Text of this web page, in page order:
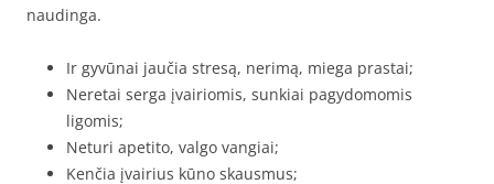
naudinga.
Ir gyvūnai jaučia stresą, nerimą, miega prastai;
Neretai serga įvairiomis, sunkiai pagydomomis
ligomis;
Neturi apetito, valgo vangiai;
Kenčia įvairius kūno skausmus;